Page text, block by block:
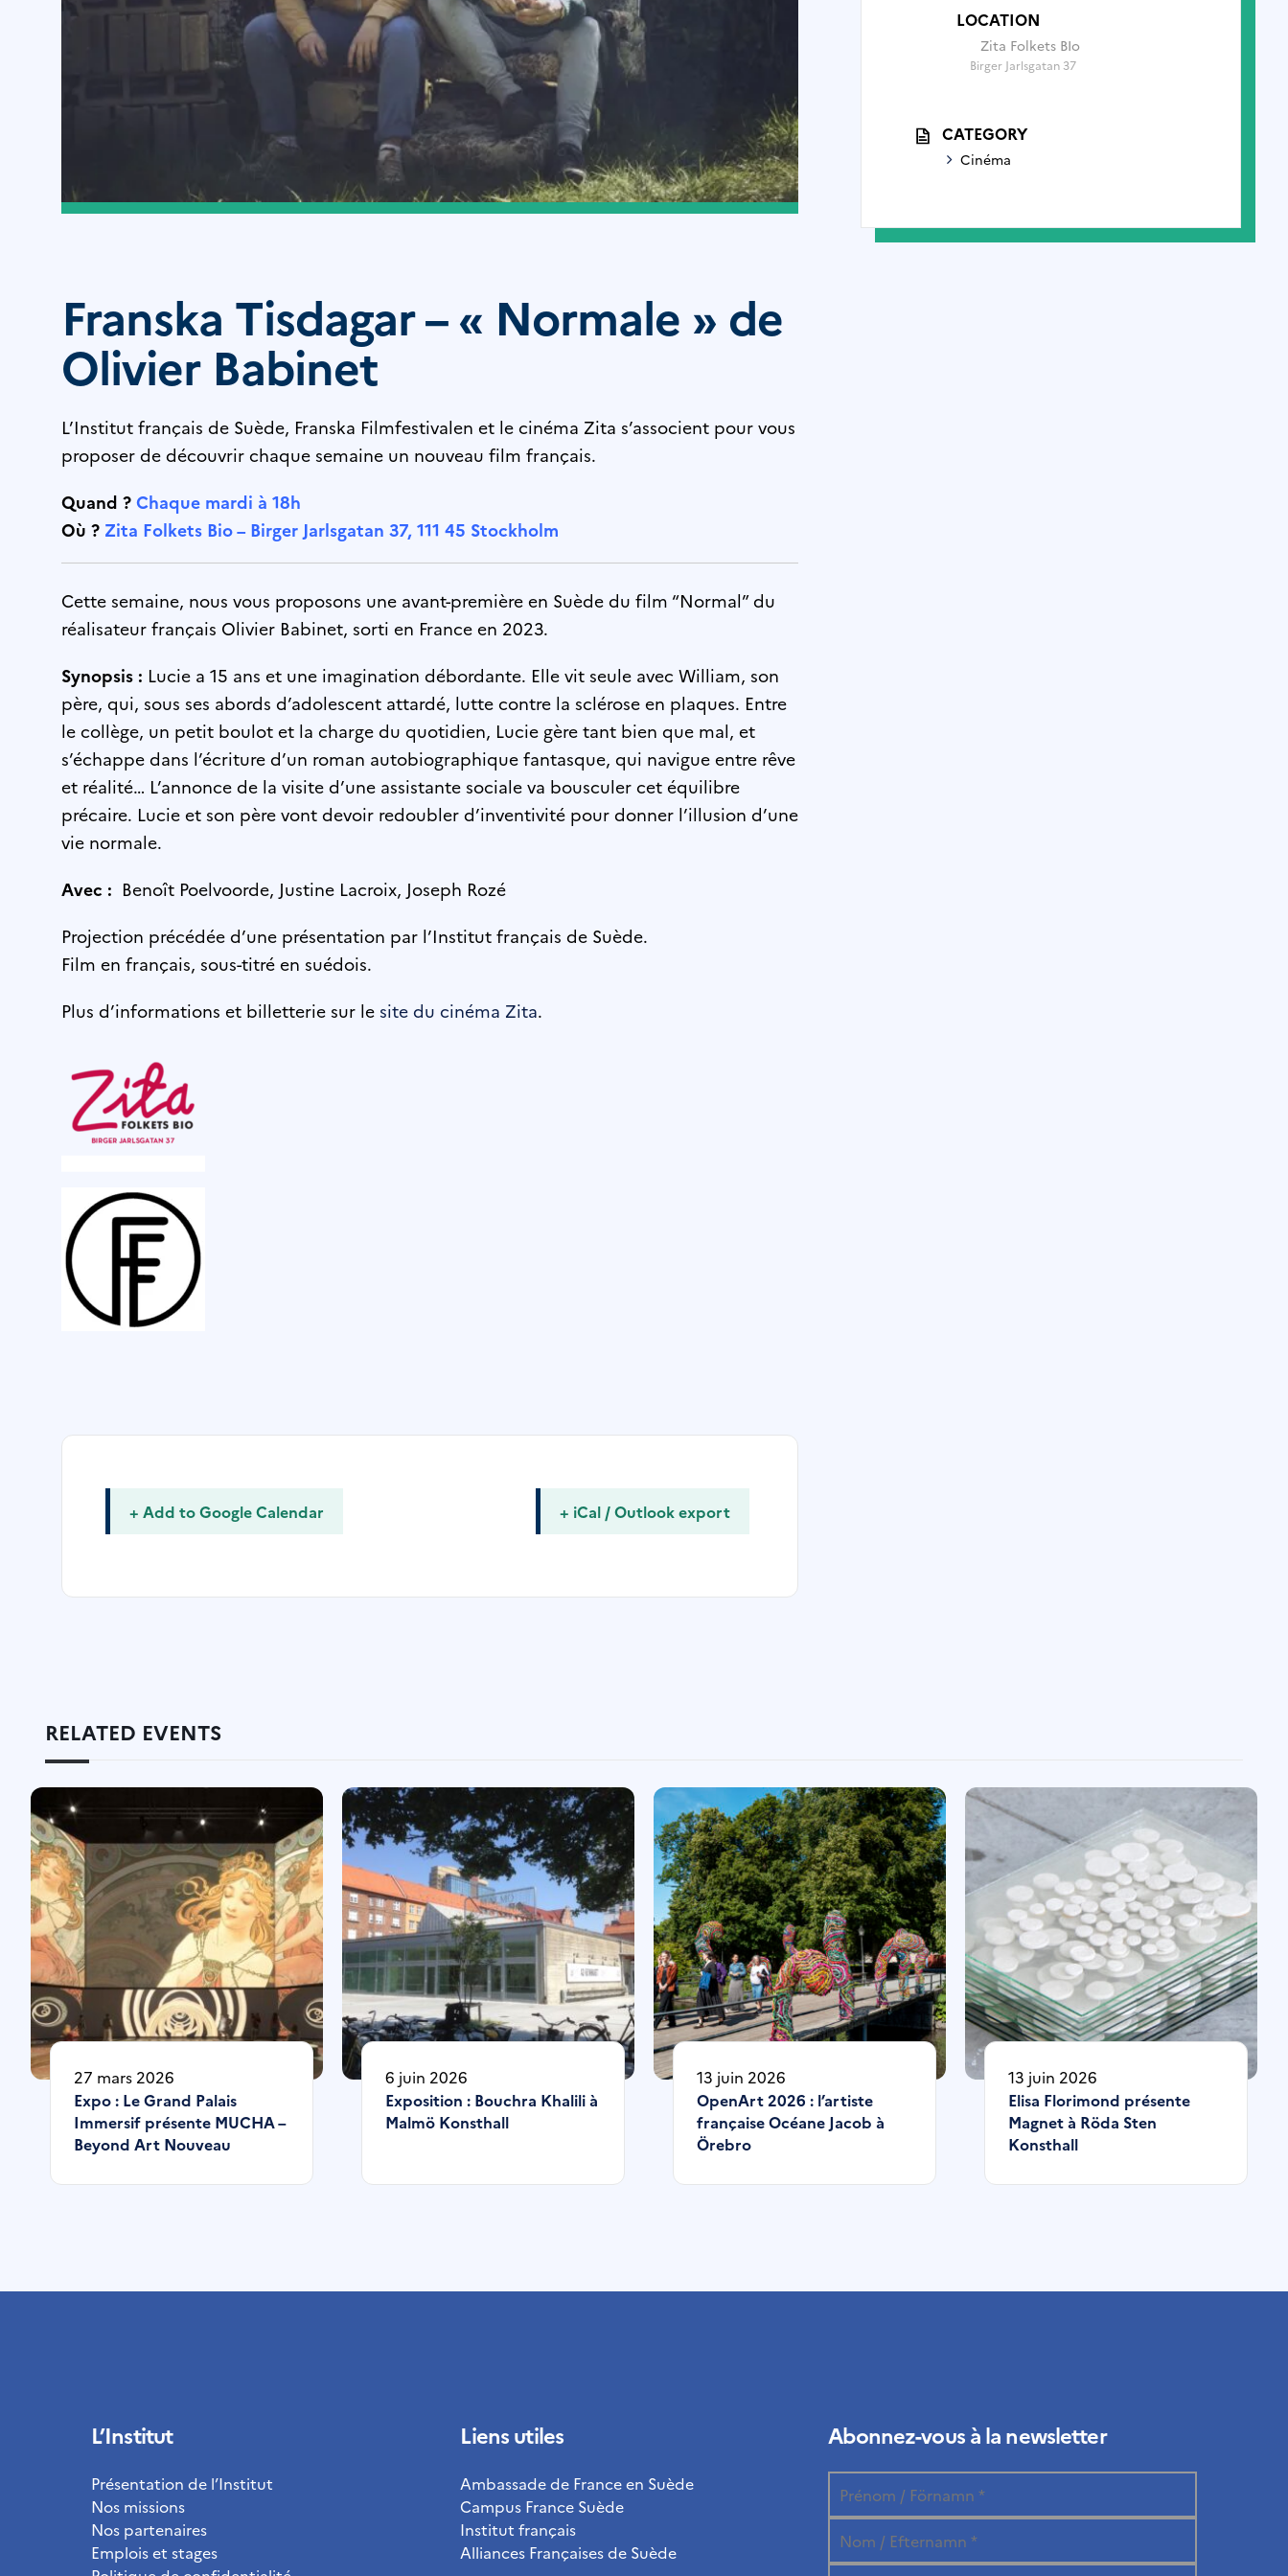
Franska Tisdagar – « Normale » de
Olivier Babinet
L’Institut français de Suède, Franska Filmfestivalen et le cinéma Zita s’associent pour vous
proposer de découvrir chaque semaine un nouveau film français.
Quand ?Chaque mardi à 18h
Où ? Zita Folkets Bio – Birger Jarlsgatan 37, 111 45 Stockholm
Cette semaine, nous vous proposons une avant-première en Suède du film “Normal” du
réalisateur français Olivier Babinet, sorti en France en 2023.
Synopsis : Lucie a 15 ans et une imagination débordante. Elle vit seule avec William, son
père, qui, sous ses abords d’adolescent attardé, lutte contre la sclérose en plaques. Entre
le collège, un petit boulot et la charge du quotidien, Lucie gère tant bien que mal, et
s’échappe dans l’écriture d’un roman autobiographique fantasque, qui navigue entre rêve
et réalité… L’annonce de la visite d’une assistante sociale va bousculer cet équilibre
précaire. Lucie et son père vont devoir redoubler d’inventivité pour donner l’illusion d’une
vie normale.
Avec : Benoît Poelvoorde, Justine Lacroix, Joseph Rozé
Projection précédée d’une présentation par l’Institut français de Suède.
Film en français, sous-titré en suédois.
Plus d’informations et billetterie sur lesite du cinéma Zita.
+ Add to Google Calendar + iCal / Outlook export
LOCATION
Zita Folkets BIo
Birger Jarlsgatan 37
CATEGORY
Cinéma
RELATED EVENTS
27 mars 2026
Expo : Le Grand Palais
Immersif présente MUCHA –
Beyond Art Nouveau
6 juin 2026
Exposition : Bouchra Khalili à
Malmö Konsthall
13 juin 2026
OpenArt 2026 : l’artiste
française Océane Jacob à
Örebro
13 juin 2026
Elisa Florimond présente
Magnet à Röda Sten
Konsthall
L’Institut
Présentation de l’Institut
Nos missions
Nos partenaires
Emplois et stages
Liens utiles
Ambassade de France en Suède
Campus France Suède
Institut français
Alliances Françaises de Suède
Abonnez-vous à la newsletter